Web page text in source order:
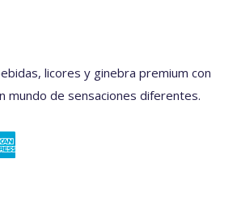
licores y ginebra premium con
mundo de sensaciones diferentes.